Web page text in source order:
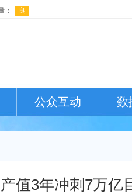
公众互动 数
值3年冲刺7万亿